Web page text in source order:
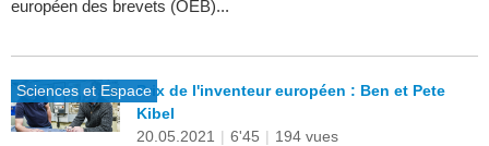
européen des brevets (OEB)...
Sciences et EspacePrix de l'inventeur européen : Ben et Pete
Kibel
20.05.2021 | 6'45 | 194 vues